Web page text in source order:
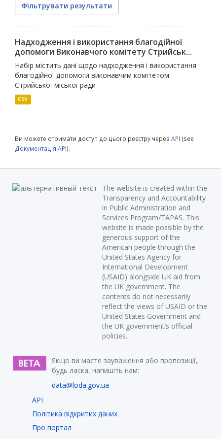
Фільтрувати результати
Надходження і використання благодійної
допомоги Виконавчого комітету Стрийськ...
Набір містить дані щодо надходження і використання
благодійної допомоги виконавчим комітетом
Стрийської міської ради
CSV
Ви можете отримати доступ до цього реєстру через API (see
Документація API).
The website is created within the
Transparency and Accountability
in Public Administration and
Services Program/TAPAS. This
website is made possible by the
generous support of the
American people through the
United States Agency for
International Development
(USAID) alongside UK aid from
the UK government. The
contents do not necessarily
reflect the views of USAID or the
United States Government and
the UK government’s official
policies.
Якщо ви маєте зауваження або пропозиції,
будь ласка, напишіть нам:
data@loda.gov.ua
API
Політика відкритих даних
Про портал